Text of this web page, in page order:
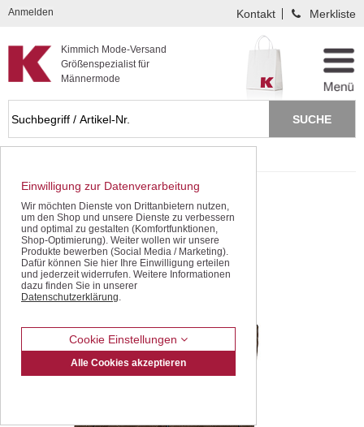
Kompletten Head der Seite überspringen
Kimmich Mode-Versand
Größenspezialist für
Männermode
Anmelden Kontakt Merkliste
Einwilligung zur Datenverarbeitung
Wir möchten Dienste von Drittanbietern nutzen,
um den Shop und unsere Dienste zu verbessern
und optimal zu gestalten (Komfortfunktionen,
Shop-Optimierung). Weiter wollen wir unsere
Produkte bewerben (Social Media / Marketing).
Dafür können Sie hier Ihre Einwilligung erteilen
und jederzeit widerrufen. Weitere Informationen
dazu finden Sie in unserer
Datenschutzerklärung.
Cookie Einstellungen
Alle Cookies akzeptieren